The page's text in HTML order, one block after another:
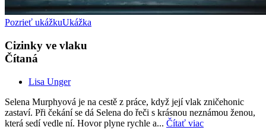
Pozrieť ukážkuUkážka
Cizinky ve vlaku
Čítaná
Lisa Unger
Selena Murphyová je na cestě z práce, když její vlak zničehonic
zastaví. Při čekání se dá Selena do řeči s krásnou neznámou ženou,
která sedí vedle ní. Hovor plyne rychle a... Čítať viac